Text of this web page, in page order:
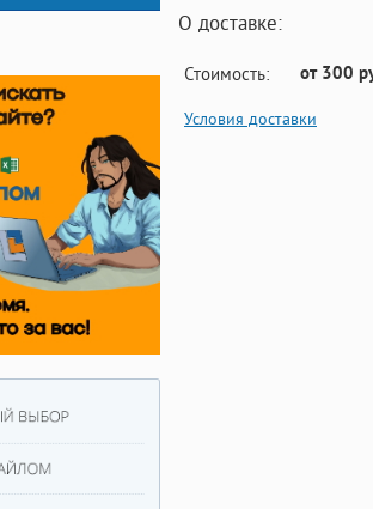
О доставке:
Стоимость: от 300
Условия доставки